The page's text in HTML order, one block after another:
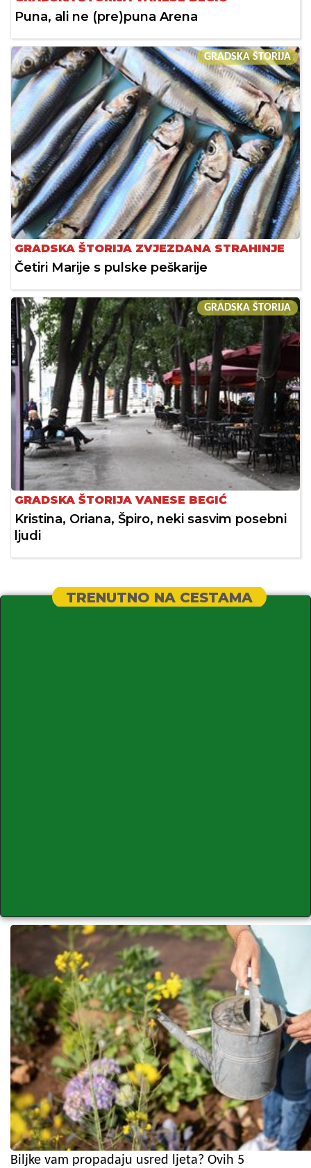
Puna, ali ne (pre)puna Arena
GRADSKA ŠTORIJA
GRADSKA ŠTORIJA ZVJEZDANA STRAHINJE
Četiri Marije s pulske peškarije
GRADSKA ŠTORIJA
GRADSKA ŠTORIJA VANESE BEGIĆ
Kristina, Oriana, Špiro, neki sasvim posebni
ljudi
TRENUTNO NA CESTAMA
Biljke vam propadaju usred ljeta? Ovih 5